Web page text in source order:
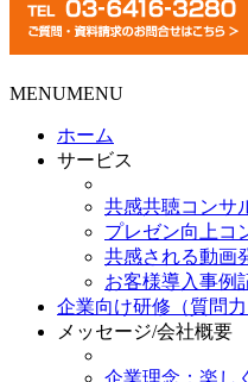
MENUMENU
ホーム
サービス
共感共聴コンサ
プレゼン向上コ
共感される動画
お客様導入事例
企業向け研修（質問力
メッセージ/会社概要
企業理念：楽し